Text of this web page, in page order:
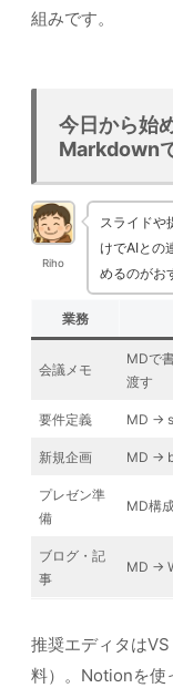
組みです。
今日から始
Markdown
Riho
スライドや
けでAIとの
めるのがお
業務
会議メモ
MDで
渡す
要件定義 MD →
新規企画 MD →
プレゼン準
備
MD構
ブログ・記
事
MD →
推奨エディタは
料）。Notionを使